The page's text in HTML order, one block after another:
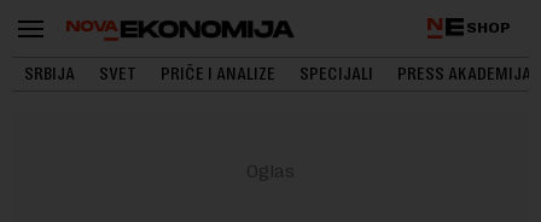
SHOP
SRBIJA SVET PRIČE I ANALIZE SPECIJALI PRESS AKADEMIJA